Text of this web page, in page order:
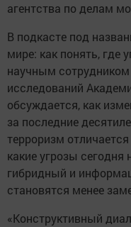
агентства по делам
В подкасте под
мире: как понять, где
научным
исследований
обсуждается, как
за последние
терроризм
какие угрозы сегодня
гибридный и
становятся менее
«Конструктивный